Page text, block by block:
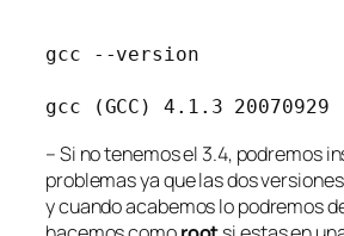
gcc --version
gcc (GCC) 4.1.3
– Si no tenemos el 3.4, podremos
problemas ya que las dos
y cuando acabemos lo podremos